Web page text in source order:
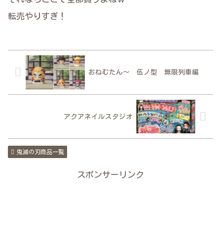
転売やりすぎ！
おねむたん～ 伍ノ型 無限列車編
アクアネイルスタジオ
鬼滅の刃商品一覧
スポンサーリンク